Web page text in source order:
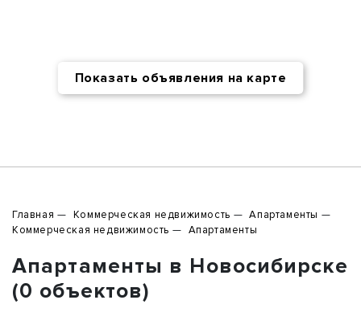
Показать объявления на карте
Главная Коммерческая недвижимость
Апартаменты
Коммерческая недвижимость
Апартаменты
Апартаменты в Новосибирске
(0 объектов)